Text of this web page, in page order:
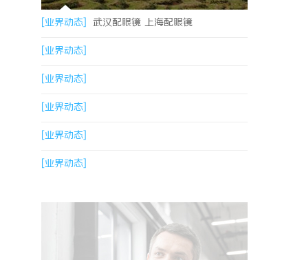
[业界动态] 武汉配眼镜 上海配眼镜
[业界动态]
[业界动态]
[业界动态]
[业界动态]
[业界动态]